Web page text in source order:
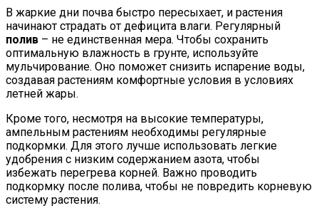
В жаркие дни почва быстро пересыхает, и растения
начинают страдать от дефицита влаги. Регулярный
полив – не единственная мера. Чтобы сохранить
оптимальную влажность в грунте, используйте
мульчирование. Оно поможет снизить испарение воды,
создавая растениям комфортные условия в условиях
летней жары.
Кроме того, несмотря на высокие температуры,
ампельным растениям необходимы регулярные
подкормки. Для этого лучше использовать легкие
удобрения с низким содержанием азота, чтобы
избежать перегрева корней. Важно проводить
подкормку после полива, чтобы не повредить корневую
систему растения.